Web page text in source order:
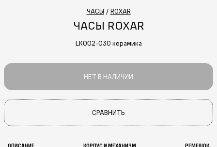
ЧАСЫ / ROXAR
ЧАСЫ ROXAR
LK002-030 керамика
НЕТ В НАЛИЧИИ
СРАВНИТЬ